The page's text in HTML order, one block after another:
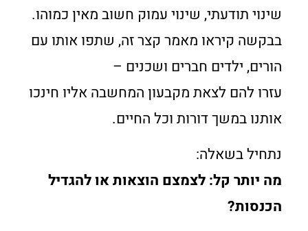
שינוי תודעתי, שינוי עמוק חשוב מאין כמוהו.
בבקשה קיראו מאמר קצר זה, שתפו אותו עם
הורים, ילדים חברים ושכנים –
עזרו להם לצאת מקבעון המחשבה אליו חינכו
אותנו במשך דורות וכל החיים.
נתחיל בשאלה:
מה יותר קל: לצמצם הוצאות או להגדיל
הכנסות?